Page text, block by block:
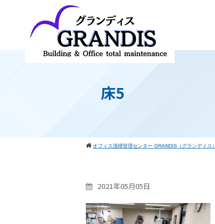
床5
オフィス清掃管理センター GRANDIS（グランディス）
2021年05月05日